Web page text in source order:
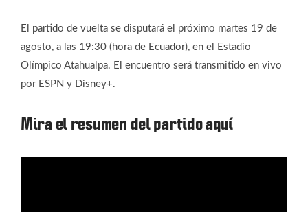
El partido de vuelta se disputará el próximo martes 19 de
agosto, a las 19:30 (hora de Ecuador), en el Estadio
Olímpico Atahualpa. El encuentro será transmitido en vivo
por ESPN y Disney+.
Mira el resumen del partido aquí